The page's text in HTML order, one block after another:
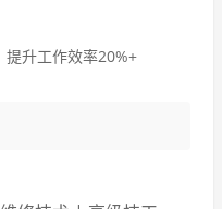
提升工作效率20%+